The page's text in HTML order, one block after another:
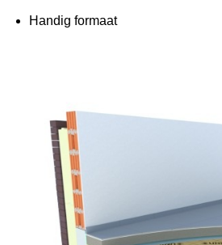
Handig formaat